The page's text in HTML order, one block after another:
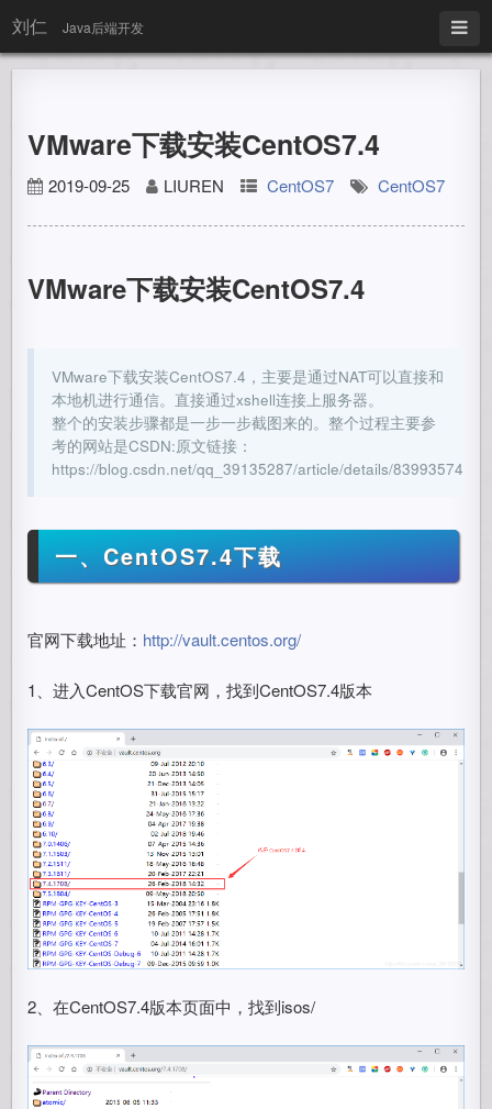
刘仁 Java后端开发
VMware下载安装CentOS7.4
2019-09-25 LIUREN CentOS7 CentOS7
VMware下载安装CentOS7.4
VMware下载安装CentOS7.4，主要是通过NAT可以直接和
本地机进行通信。直接通过xshell连接上服务器。
整个的安装步骤都是一步一步截图来的。整个过程主要参
考的网站是CSDN:原文链接：
https://blog.csdn.net/qq_39135287/article/details/83993574
一、CentOS7.4下载
官网下载地址： http://vault.centos.org/
1、进入CentOS下载官网，找到CentOS7.4版本
2、在CentOS7.4版本页面中，找到isos/